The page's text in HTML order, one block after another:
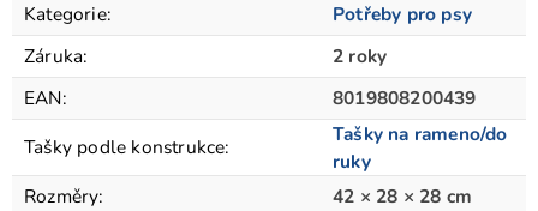
Kategorie:
Potřeby pro psy
Záruka:
2 roky
EAN:
8019808200439
Tašky podle konstrukce:
Tašky na rameno/do
ruky
Rozměry:
42 × 28 × 28 cm